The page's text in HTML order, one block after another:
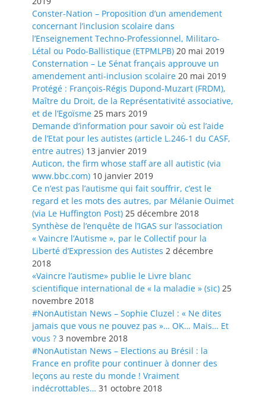
Conster-Nation – Proposition d’un amendement
concernant l’inclusion scolaire dans
l’Enseignement Techno-Professionnel, Militaro-
Létal ou Podo-Ballistique (ETPMLPB) 20 mai 2019
Consternation – Le Sénat français approuve un
amendement anti-inclusion scolaire 20 mai 2019
Protégé : François-Régis Dupond-Muzart (FRDM),
Maître du Droit, de la Représentativité associative,
et de l’Egoïsme 25 mars 2019
Demande d’information pour savoir où est l’aide
de l’Etat pour les autistes (article L.246-1 du CASF,
entre autres) 13 janvier 2019
Auticon, the firm whose staff are all autistic (via
www.bbc.com) 10 janvier 2019
Ce n’est pas l’autisme qui fait souffrir, c’est le
regard et les mots des autres, par Mélanie Ouimet
(via Le Huffington Post) 25 décembre 2018
Synthèse de l’enquête de l’IGAS sur l’association
« Vaincre l’Autisme », par le Collectif pour la
Liberté d’Expression des Autistes 2 décembre
2018
«Vaincre l’autisme» publie le Livre blanc
scientifique international de « la maladie » (sic) 25
novembre 2018
#NonAutistan News – Sophie Cluzel : « Ne dites
jamais que vous ne pouvez pas »… OK… Mais… Et
vous ? 3 novembre 2018
#NonAutistan News – Elections au Brésil : la
France en profite pour continuer à donner des
leçons au reste du monde ! Vraiment
indécrottables… 31 octobre 2018